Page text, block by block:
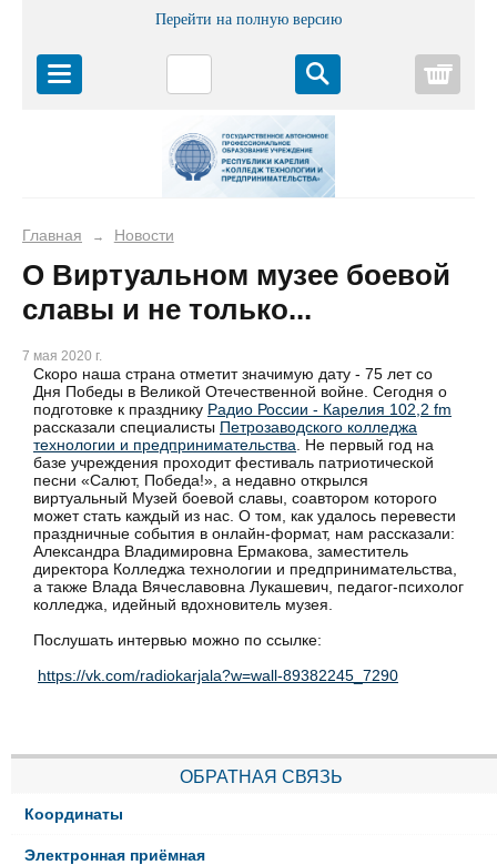
Перейти на полную версию
Главная → Новости
О Виртуальном музее боевой
славы и не только...
7 мая 2020 г.
Скоро наша страна отметит значимую дату - 75 лет со
Дня Победы в Великой Отечественной войне. Сегодня о
подготовке к празднику Радио России - Карелия 102,2 fm
рассказали специалисты Петрозаводского колледжа
технологии и предпринимательства. Не первый год на
базе учреждения проходит фестиваль патриотической
песни «Салют, Победа!», а недавно открылся
виртуальный Музей боевой славы, соавтором которого
может стать каждый из нас. О том, как удалось перевести
праздничные события в онлайн-формат, нам рассказали:
Александра Владимировна Ермакова, заместитель
директора Колледжа технологии и предпринимательства,
а также Влада Вячеславовна Лукашевич, педагог-психолог
колледжа, идейный вдохновитель музея.
Послушать интервью можно по ссылке:
https://vk.com/radiokarjala?w=wall-89382245_7290
ОБРАТНАЯ СВЯЗЬ
Координаты
Электронная приёмная